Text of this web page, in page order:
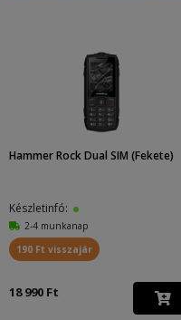
Hammer Rock Dual SIM (Fekete)
Készletinfó:
2-4 munkanap
190 Ft visszajár
18 990 Ft